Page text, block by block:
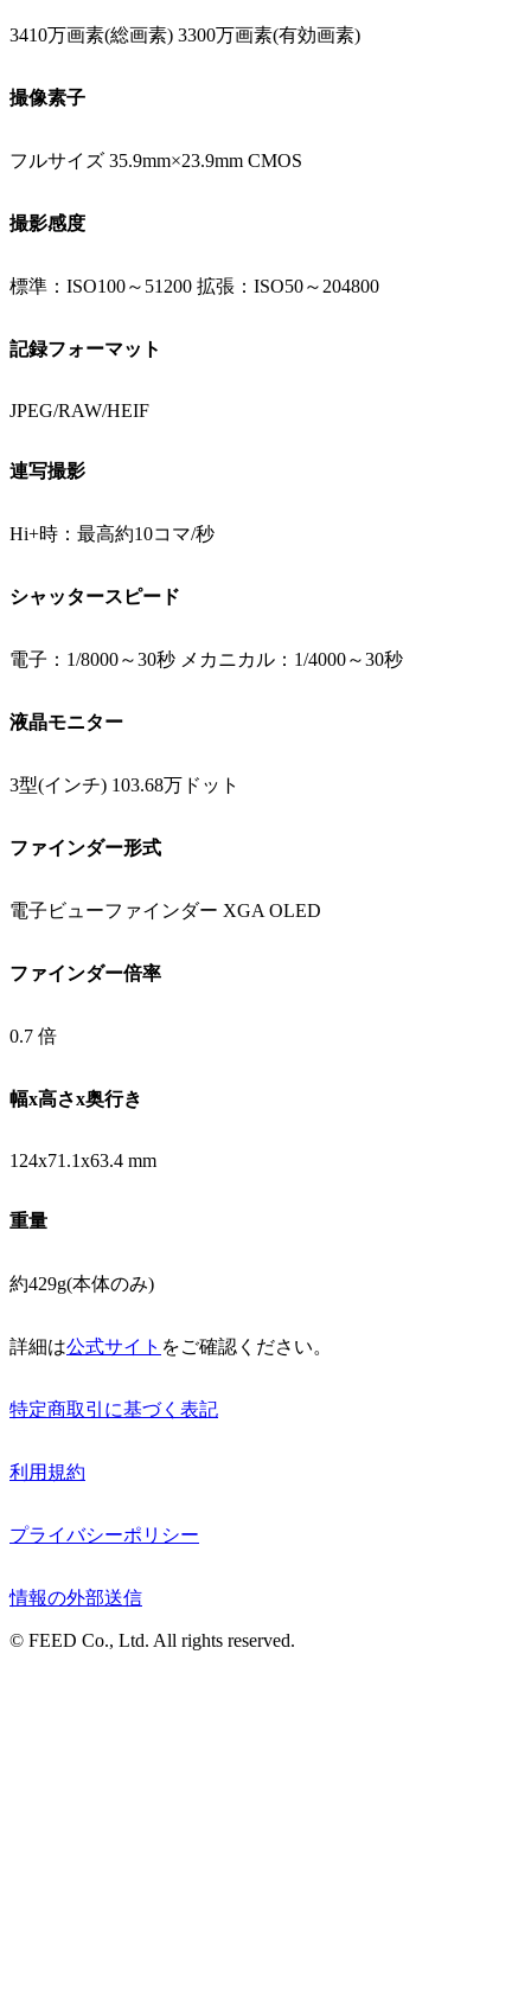
3410万画素(総画素) 3300万画素(有効画素)
撮像素子
フルサイズ 35.9mm×23.9mm CMOS
撮影感度
標準：ISO100～51200 拡張：ISO50～204800
記録フォーマット
JPEG/RAW/HEIF
連写撮影
Hi+時：最高約10コマ/秒
シャッタースピード
電子：1/8000～30秒 メカニカル：1/4000～30秒
液晶モニター
3型(インチ) 103.68万ドット
ファインダー形式
電子ビューファインダー XGA OLED
ファインダー倍率
0.7 倍
幅x高さx奥行き
124x71.1x63.4 mm
重量
約429g(本体のみ)
詳細は公式サイト をご確認ください。
特定商取引に基づく表記
利用規約
プライバシーポリシー
情報の外部送信
© FEED Co., Ltd. All rights reserved.